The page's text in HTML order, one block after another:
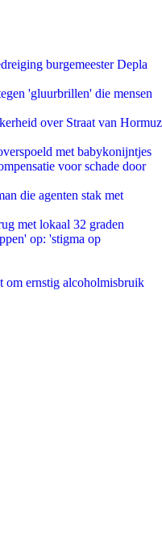
burgemeester Depla
'gluurbrillen' die mensen
over Straat van Hormuz
met babykonijntjes
voor schade door
die agenten stak met
met lokaal 32 graden
op: 'stigma op
om ernstig alcoholmisbruik